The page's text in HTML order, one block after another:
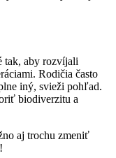
tak, aby rozvíjali
Rodičia často
iný, svieži pohľad.
biodiverzitu a
aj trochu zmeniť